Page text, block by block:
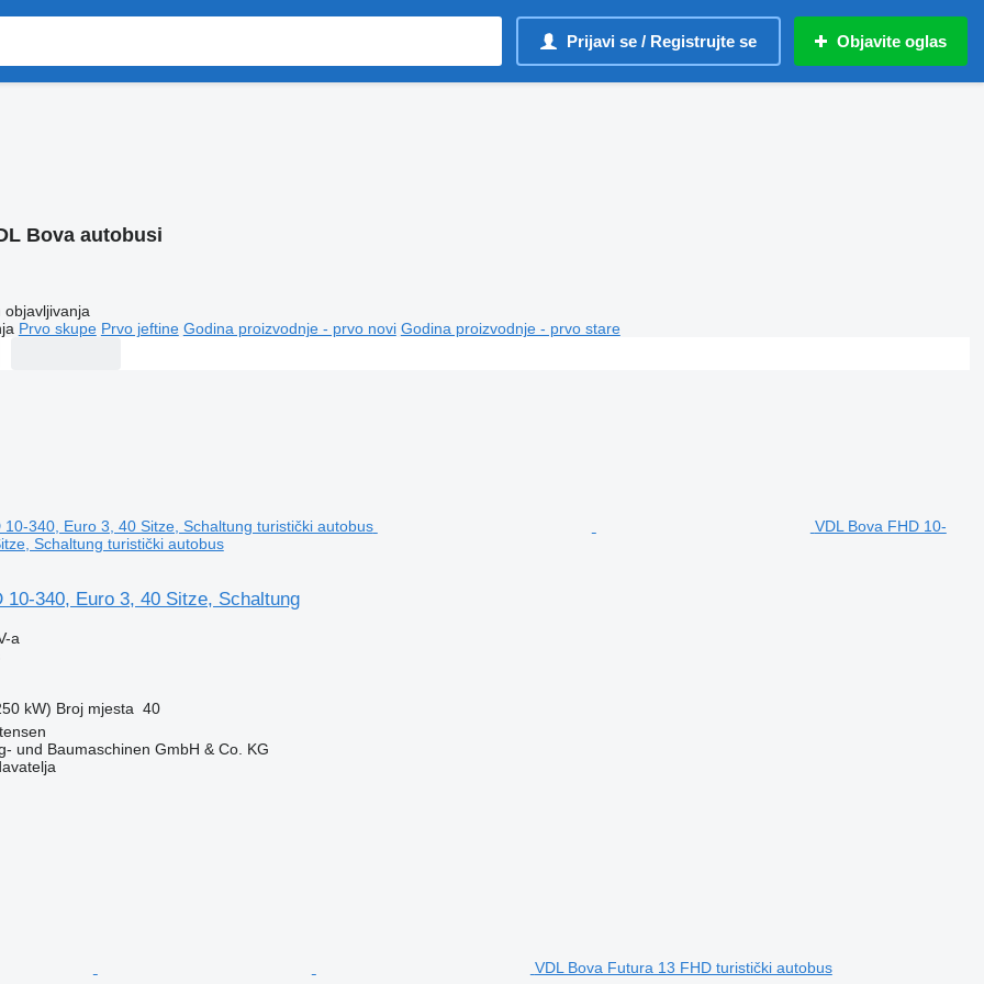
Prijavi se / Registrujte se Objavite oglas
Bova autobusi
objavljivanja
Prvo skupe Prvo jeftine Godina proizvodnje - prvo novi Godina proizvodnje - prvo stare
VDL Bova FHD 10-
Schaltung turistički autobus
10-340, Euro 3, 40 Sitze, Schaltung
a
kW) Broj mjesta 40
und Baumaschinen GmbH & Co. KG
VDL Bova Futura 13 FHD turistički autobus